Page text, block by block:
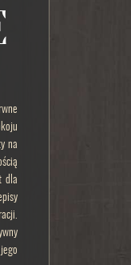
na
dla